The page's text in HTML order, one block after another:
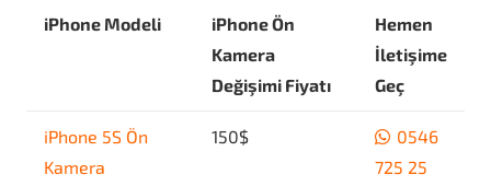
iPhone Modeli
iPhone Ön
Kamera
Değişimi Fiyatı
Hemen
İletişime
Geç
iPhone 5S Ön
Kamera
150$
0546
725 25